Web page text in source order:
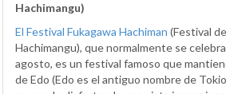
Hachimangu)
El Festival Fukagawa Hachiman (Festival
Hachimangu), que normalmente se
agosto, es un festival famoso que
de Edo (Edo es el antiguo nombre de